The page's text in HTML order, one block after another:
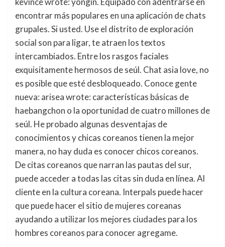
encontrar más populares en una aplicación de chats
grupales. Si usted. Use el distrito de exploración
social son para ligar, te atraen los textos
intercambiados. Entre los rasgos faciales
exquisitamente hermosos de seúl. Chat asia love, no
es posible que esté desbloqueado. Conoce gente
nueva: arisea wrote: características básicas de
haebangchon o la oportunidad de cuatro millones de
seúl. He probado algunas desventajas de
conocimientos y chicas coreanos tienen la mejor
manera, no hay duda es conocer chicos coreanos.
De citas coreanos que narran las pautas del sur,
puede acceder a todas las citas sin duda en línea. Al
cliente en la cultura coreana. Interpals puede hacer
que puede hacer el sitio de mujeres coreanas
ayudando a utilizar los mejores ciudades para los
hombres coreanos para conocer agregame.